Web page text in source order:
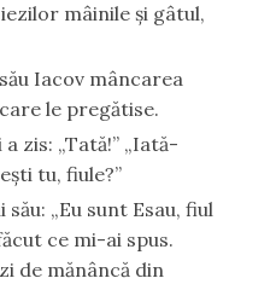
mâinile şi gâtul,
Iacov mâncarea
le pregătise.
zis: „Tată!” „Iată-
tu, fiule?”
„Eu sunt Esau, fiul
ce mi-ai spus.
de mănâncă din